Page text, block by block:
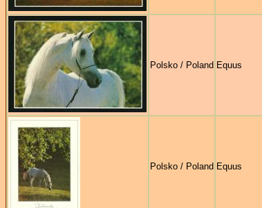
Polsko / Poland Equus
Polsko / Poland Equus